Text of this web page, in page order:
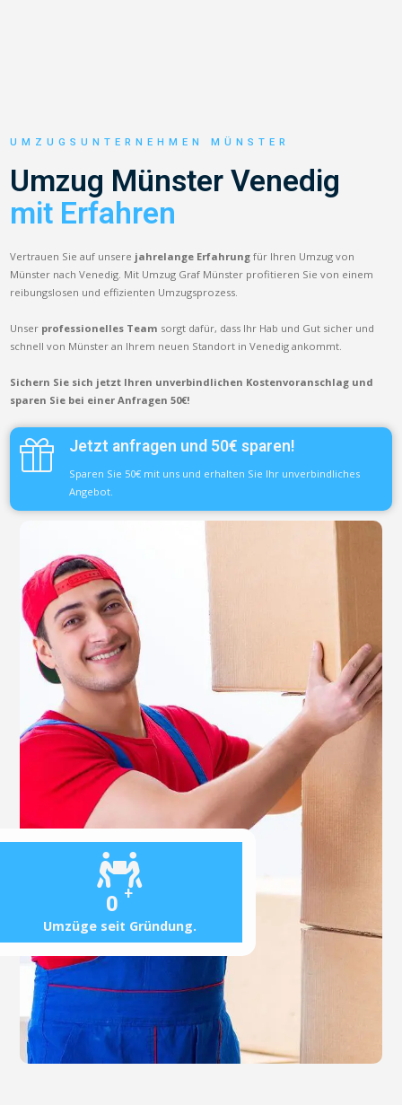
0 +
Umzüge seit Gründung.
UMZUGSUNTERNEHMEN MÜNSTER
Umzug Münster Venedig
mit Erfahren
Vertrauen Sie auf unsere jahrelange Erfahrung für Ihren Umzug von
Münster nach Venedig. Mit Umzug Graf Münster profitieren Sie von einem
reibungslosen und effizienten Umzugsprozess.
Unser professionelles Team sorgt dafür, dass Ihr Hab und Gut sicher und
schnell von Münster an Ihrem neuen Standort in Venedig ankommt.
Sichern Sie sich jetzt Ihren unverbindlichen Kostenvoranschlag und
sparen Sie bei einer Anfragen 50€!
Jetzt anfragen und 50€ sparen!
Sparen Sie 50€ mit uns und erhalten Sie Ihr unverbindliches
Angebot.